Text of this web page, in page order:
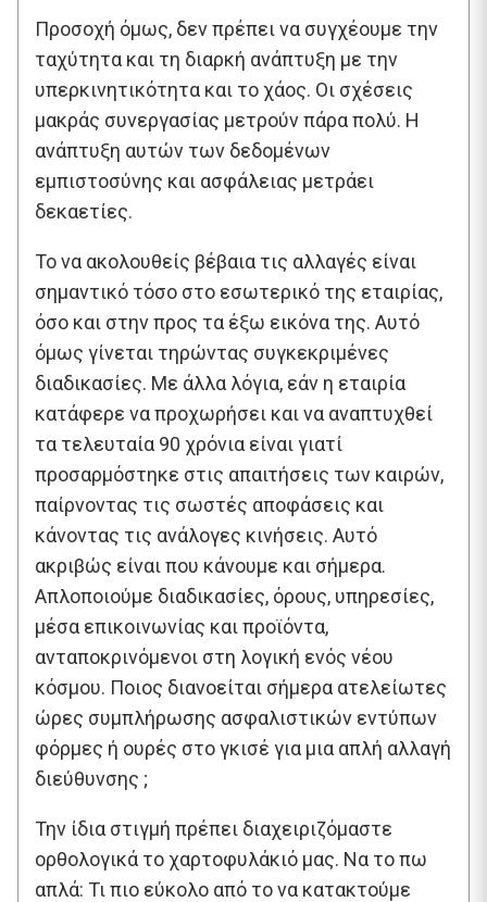
Προσοχή όμως, δεν πρέπει να συγχέουμε την
ταχύτητα και τη διαρκή ανάπτυξη με την
υπερκινητικότητα και το χάος. Οι σχέσεις
μακράς συνεργασίας μετρούν πάρα πολύ. Η
ανάπτυξη αυτών των δεδομένων
εμπιστοσύνης και ασφάλειας μετράει
δεκαετίες.
Το να ακολουθείς βέβαια τις αλλαγές είναι
σημαντικό τόσο στο εσωτερικό της εταιρίας,
όσο και στην προς τα έξω εικόνα της. Αυτό
όμως γίνεται τηρώντας συγκεκριμένες
διαδικασίες. Με άλλα λόγια, εάν η εταιρία
κατάφερε να προχωρήσει και να αναπτυχθεί
τα τελευταία 90 χρόνια είναι γιατί
προσαρμόστηκε στις απαιτήσεις των καιρών,
παίρνοντας τις σωστές αποφάσεις και
κάνοντας τις ανάλογες κινήσεις. Αυτό
ακριβώς είναι που κάνουμε και σήμερα.
Απλοποιούμε διαδικασίες, όρους, υπηρεσίες,
μέσα επικοινωνίας και προϊόντα,
ανταποκρινόμενοι στη λογική ενός νέου
κόσμου. Ποιος διανοείται σήμερα ατελείωτες
ώρες συμπλήρωσης ασφαλιστικών εντύπων
φόρμες ή ουρές στο γκισέ για μια απλή αλλαγή
διεύθυνσης ;
Την ίδια στιγμή πρέπει διαχειριζόμαστε
ορθολογικά το χαρτοφυλάκιό μας. Να το πω
απλά: Τι πιο εύκολο από το να κατακτούμε